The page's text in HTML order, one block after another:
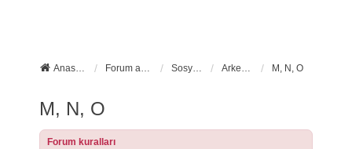
Anasayfa Forum ana sayfa Sosyal Forumlarımız Arkeo-TR Sözlük M, N, O
M, N, O
Forum kuralları